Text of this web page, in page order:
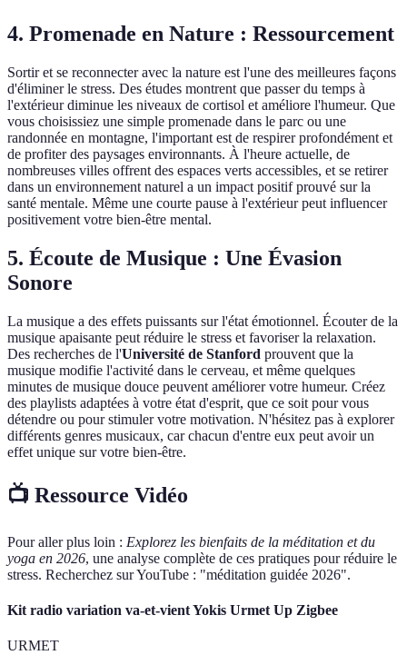
4. Promenade en Nature : Ressourcement
Sortir et se reconnecter avec la nature est l'une des meilleures façons
d'éliminer le stress. Des études montrent que passer du temps à
l'extérieur diminue les niveaux de cortisol et améliore l'humeur. Que
vous choisissiez une simple promenade dans le parc ou une
randonnée en montagne, l'important est de respirer profondément et
de profiter des paysages environnants. À l'heure actuelle, de
nombreuses villes offrent des espaces verts accessibles, et se retirer
dans un environnement naturel a un impact positif prouvé sur la
santé mentale. Même une courte pause à l'extérieur peut influencer
positivement votre bien-être mental.
5. Écoute de Musique : Une Évasion
Sonore
La musique a des effets puissants sur l'état émotionnel. Écouter de la
musique apaisante peut réduire le stress et favoriser la relaxation.
Des recherches de l'Université de Stanford prouvent que la
musique modifie l'activité dans le cerveau, et même quelques
minutes de musique douce peuvent améliorer votre humeur. Créez
des playlists adaptées à votre état d'esprit, que ce soit pour vous
détendre ou pour stimuler votre motivation. N'hésitez pas à explorer
différents genres musicaux, car chacun d'entre eux peut avoir un
effet unique sur votre bien-être.
📺 Ressource Vidéo
Pour aller plus loin : Explorez les bienfaits de la méditation et du
yoga en 2026, une analyse complète de ces pratiques pour réduire le
stress. Recherchez sur YouTube : "méditation guidée 2026".
Kit radio variation va-et-vient Yokis Urmet Up Zigbee
URMET